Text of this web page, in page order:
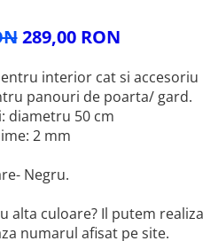
289,00 RON
interior cat si accesoriu
panouri de poarta/ gard.
diametru 50 cm
2 mm
Negru.
alta culoare? Il putem realiza
numarul afisat pe site.